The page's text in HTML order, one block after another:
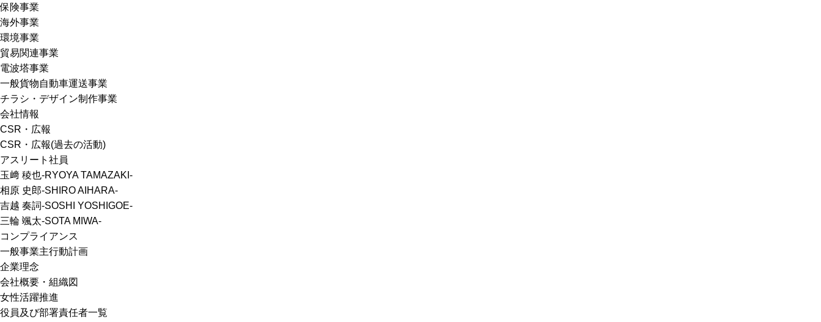
保険事業
海外事業
環境事業
貿易関連事業
電波塔事業
一般貨物自動車運送事業
チラシ・デザイン制作事業
会社情報
CSR・広報
CSR・広報(過去の活動)
アスリート社員
玉﨑 稜也-RYOYA TAMAZAKI-
相原 史郎-SHIRO AIHARA-
吉越 奏詞-SOSHI YOSHIGOE-
三輪 颯太-SOTA MIWA-
コンプライアンス
一般事業主行動計画
企業理念
会社概要・組織図
女性活躍推進
役員及び部署責任者一覧